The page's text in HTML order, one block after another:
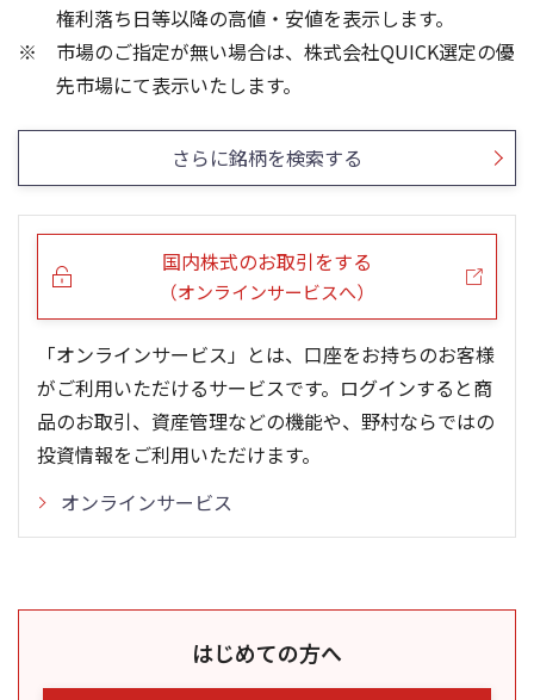
13週移動平均 26週移動平均 出来高(百万)
1,000
0
6
5ヶ月移動平均 25ヶ月移動平均 出来高(百万)
1,000
0
6
権利落ち日等以降の高値・安値を表示します。
市場のご指定が無い場合は、株式会社QUICK選定の優
先市場にて表示いたします。
さらに銘柄を検索する
国内株式のお取引をする
（オンラインサービスへ）
「オンラインサービス」とは、口座をお持ちのお客様
がご利用いただけるサービスです。ログインすると商
品のお取引、資産管理などの機能や、野村ならではの
投資情報をご利用いただけます。
オンラインサービス
はじめての方へ